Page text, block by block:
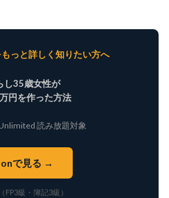
っと詳しく知りたい方へ
し35歳女性が
円を作った方法
読み放題対象
で見る →
FP3級・簿記3級）